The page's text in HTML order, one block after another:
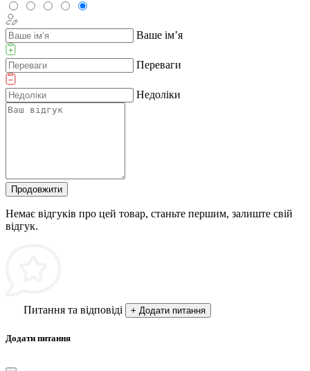
Ваше ім’я
Переваги
Недоліки
Продовжити
Немає відгуків про цей товар, станьте першим, залиште свій
відгук.
Питання та відповіді + Додати питання
Додати питання